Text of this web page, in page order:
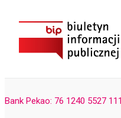
Bank Pekao: 76 1240 5527